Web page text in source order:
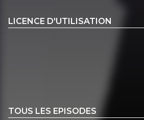
LICENCE D'UTILISATION
TOUS LES EPISODES